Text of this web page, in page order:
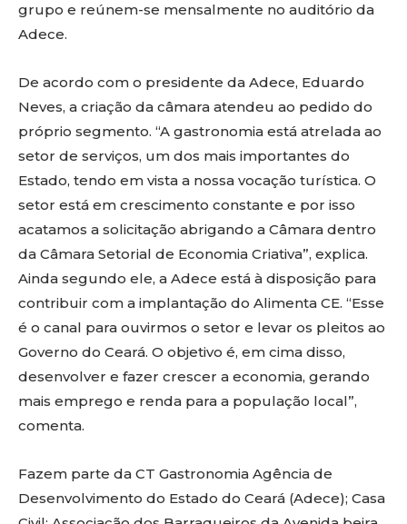
grupo e reúnem-se mensalmente no auditório da
Adece.
De acordo com o presidente da Adece, Eduardo
Neves, a criação da câmara atendeu ao pedido do
próprio segmento. “A gastronomia está atrelada ao
setor de serviços, um dos mais importantes do
Estado, tendo em vista a nossa vocação turística. O
setor está em crescimento constante e por isso
acatamos a solicitação abrigando a Câmara dentro
da Câmara Setorial de Economia Criativa”, explica.
Ainda segundo ele, a Adece está à disposição para
contribuir com a implantação do Alimenta CE. “Esse
é o canal para ouvirmos o setor e levar os pleitos ao
Governo do Ceará. O objetivo é, em cima disso,
desenvolver e fazer crescer a economia, gerando
mais emprego e renda para a população local”,
comenta.
Fazem parte da CT Gastronomia Agência de
Desenvolvimento do Estado do Ceará (Adece); Casa